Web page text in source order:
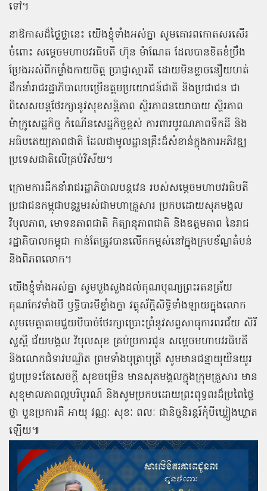
ទៅ។
នាឱកាសដ៏ថ្លៃថ្លានេះ យើងខ្ញុំទាំងអស់គ្នា សូមគោរពកោតសរសើរ
ចំពោះ សម្តេចមហាបវរធិបតី ហ៊ុន ម៉ាណែត ដែលបានខិតខំប្រឹង
ប្រែងអស់ពីកម្លាំងកាយចិត្ត ប្រាជ្ញាស្មារតី ដោយមិនខ្លាចនឿយហត់
ដឹកនាំរាជរដ្ឋាភិបាលបម្រើឧត្តមប្រយោជន៍ជាតិ និងប្រជាជន ជា
ពិសេសបន្តថែរក្សានូវសុខសន្តិភាព ស្ថិរភាពនយោបាយ ស្ថិរភាព
ម៉ាក្រូសេដ្ឋកិច្ច កំណើនសេដ្ឋកិច្ចខ្ពស់ ការពារបូរណភាពទឹកដី និង
អធិបតេយ្យភាពជាតិ ដែលជាមូលដ្ឋានគ្រឹះដ៏សំខាន់ក្នុងការអភិវឌ្ឍ
ប្រទេសជាតិលើគ្រប់វិស័យ។
ក្រោមការដឹកនាំរាជរដ្ឋាភិបាលបន្តវេន របស់សម្តេចមហាបវរធិបតី
ប្រជាជនកម្ពុជាបន្តរួមរស់ជាមហាគ្រួសារ ប្រកបដោយសុភមង្គល
វិបុលភាព, មោទនភាពជាតិ កិត្យានុភាពជាតិ និងឧត្តមភាព នៃរាជ
រដ្ឋាភិបាលកម្ពុជា កាន់តែត្រូវបានលើកកម្ពស់នៅក្នុងក្របខ័ណ្ឌតំបន់
និងពិភពលោក។
យើងខ្ញុំទាំងអស់គ្នា សូមបួងសួងដល់គុណបុណ្យព្រះរតនត្រ័យ
គុណកែវទាំងបី ឫទ្ធិបារមីខ្លាំងក្លា វត្ថុស័ក្តិសិទ្ធិទាំងឡាយក្នុងលោក
សូមមេត្តាតាមជួយបីបាច់ថែរក្សាប្រោះព្រំនូវសព្ទសាធុការពរជ័យ សិរី
សួស្តី ជ័យមង្គល វិបុលសុខ គ្រប់ប្រការជូន សម្តេចមហាបវរធិបតី
និងលោកជំទាវបណ្ឌិត ព្រមទាំងបុត្រាបុត្រី សូមមានជន្មាយុយឺនយូរ
ជួបប្រទះតែសេចក្តី សុខចម្រើន មានសុភមង្គលក្នុងក្រុមគ្រួសារ មាន
សុខុមាលភាពល្អបរិបូរណ៍ និងសូមប្រកបដោយព្រះពុទ្ធពរដ៏ប្រពៃថ្លៃ
ថ្លា បួនប្រការគឺ អាយុ វណ្ណៈ សុខៈ ពលៈ ជានិច្ចនិរន្តរ៍កុំបីឃ្លៀងឃ្លាត
ឡើយ៕